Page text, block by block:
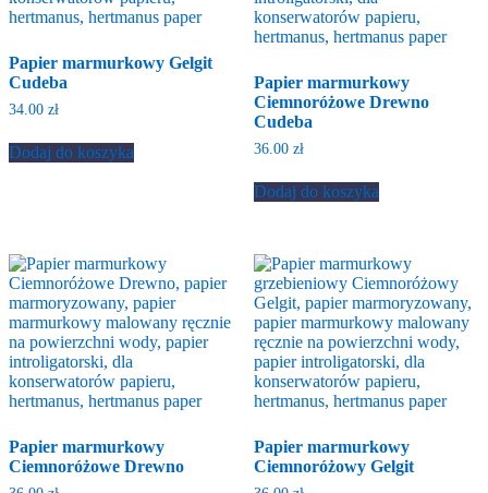
Papier marmurkowy Gelgit
Cudeba
34.00 zł
Dodaj do koszyka
Papier marmurkowy
Ciemnoróżowe Drewno
Cudeba
36.00 zł
Dodaj do koszyka
Papier marmurkowy
Ciemnoróżowe Drewno
Papier marmurkowy
Ciemnoróżowy Gelgit